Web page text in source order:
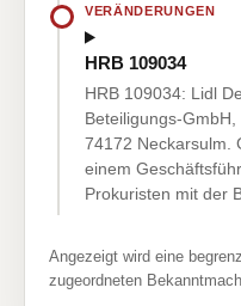
VERÄNDERUNGEN
HRB 109034
HRB 109034: Lidl
Beteiligungs-GmbH,
74172 Neckarsulm.
einem
Prokuristen mit der
Angezeigt wird eine
zugeordneten